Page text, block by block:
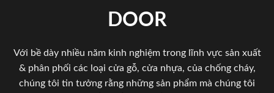
DOOR
Với bề dày nhiều năm kinh nghiệm trong lĩnh vực sản xuất
& phân phối các loại cửa gỗ, cửa nhựa, của chống cháy,
chúng tôi tin tưởng rằng những sản phẩm mà chúng tôi